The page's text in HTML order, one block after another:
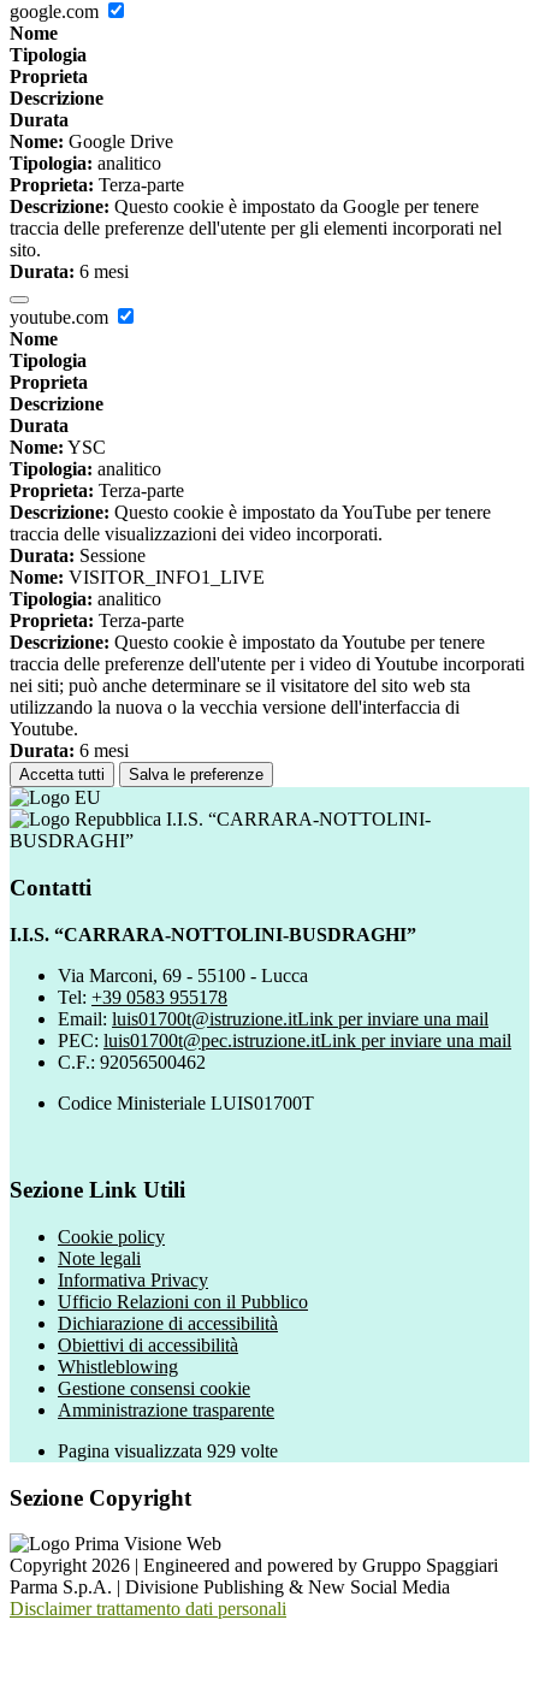
google.com
Nome
Tipologia
Proprieta
Descrizione
Durata
Nome: Google Drive
Tipologia: analitico
Proprieta: Terza-parte
Descrizione: Questo cookie è impostato da Google per tenere
traccia delle preferenze dell'utente per gli elementi incorporati nel
sito.
Durata: 6 mesi
youtube.com
Nome
Tipologia
Proprieta
Descrizione
Durata
Nome: YSC
Tipologia: analitico
Proprieta: Terza-parte
Descrizione: Questo cookie è impostato da YouTube per tenere
traccia delle visualizzazioni dei video incorporati.
Durata: Sessione
Nome: VISITOR_INFO1_LIVE
Tipologia: analitico
Proprieta: Terza-parte
Descrizione: Questo cookie è impostato da Youtube per tenere
traccia delle preferenze dell'utente per i video di Youtube incorporati
nei siti; può anche determinare se il visitatore del sito web sta
utilizzando la nuova o la vecchia versione dell'interfaccia di
Youtube.
Durata: 6 mesi
Accetta tutti Salva le preferenze
I.I.S. “CARRARA-NOTTOLINI-
BUSDRAGHI”
Contatti
I.I.S. “CARRARA-NOTTOLINI-BUSDRAGHI”
Via Marconi, 69 - 55100 - Lucca
Tel: +39 0583 955178
Email: luis01700t@istruzione.itLink per inviare una mail
PEC: luis01700t@pec.istruzione.itLink per inviare una mail
C.F.: 92056500462
Codice Ministeriale LUIS01700T
Sezione Link Utili
Cookie policy
Note legali
Informativa Privacy
Ufficio Relazioni con il Pubblico
Dichiarazione di accessibilità
Obiettivi di accessibilità
Whistleblowing
Gestione consensi cookie
Amministrazione trasparente
Pagina visualizzata 929 volte
Sezione Copyright
Copyright 2026 | Engineered and powered by Gruppo Spaggiari
Parma S.p.A. | Divisione Publishing & New Social Media
Disclaimer trattamento dati personali